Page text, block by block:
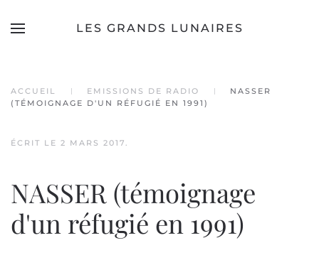
Accéder au contenu principal
LES GRANDS LUNAIRES
ACCUEIL EMISSIONS DE RADIO
NASSER
(TÉMOIGNAGE D'UN RÉFUGIÉ EN 1991)
ÉCRIT LE 2 MARS 2017.
NASSER (témoignage
d'un réfugié en 1991)